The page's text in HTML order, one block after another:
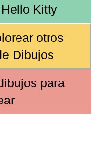
Hello Kitty
otros
Dibujos
para